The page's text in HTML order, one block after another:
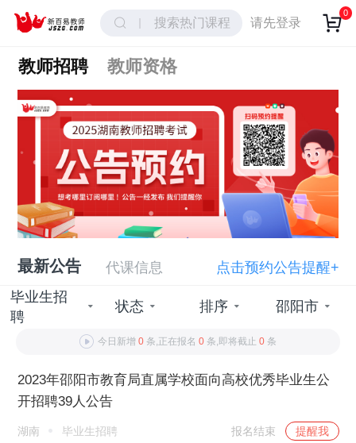
搜索热门课程 请先登录
0
教师招聘 教师资格
最新公告 代课信息
点击预约公告提醒+
毕业生招
聘
状态 排序 邵阳市
今日新增0 条,正在报名0 条,即将截止0 条
2023年邵阳市教育局直属学校面向高校优秀毕业生公
开招聘39人公告
湖南 毕业生招聘 报名结束 提醒我